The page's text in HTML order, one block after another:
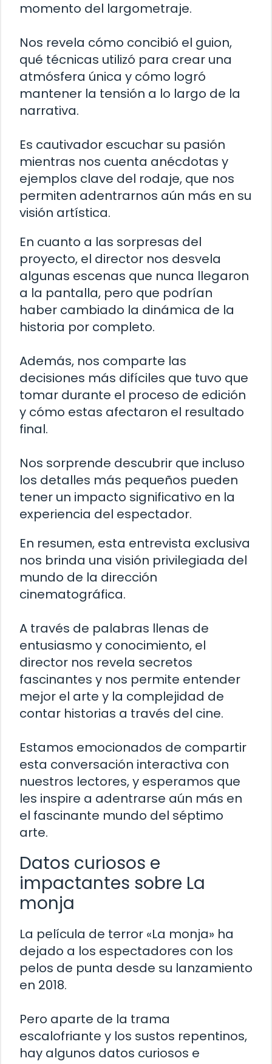
momento del largometraje.
Nos revela cómo concibió el guion,
qué técnicas utilizó para crear una
atmósfera única y cómo logró
mantener la tensión a lo largo de la
narrativa.
Es cautivador escuchar su pasión
mientras nos cuenta anécdotas y
ejemplos clave del rodaje, que nos
permiten adentrarnos aún más en su
visión artística.
En cuanto a las sorpresas del
proyecto, el director nos desvela
algunas escenas que nunca llegaron
a la pantalla, pero que podrían
haber cambiado la dinámica de la
historia por completo.
Además, nos comparte las
decisiones más difíciles que tuvo que
tomar durante el proceso de edición
y cómo estas afectaron el resultado
final.
Nos sorprende descubrir que incluso
los detalles más pequeños pueden
tener un impacto significativo en la
experiencia del espectador.
En resumen, esta entrevista exclusiva
nos brinda una visión privilegiada del
mundo de la dirección
cinematográfica.
A través de palabras llenas de
entusiasmo y conocimiento, el
director nos revela secretos
fascinantes y nos permite entender
mejor el arte y la complejidad de
contar historias a través del cine.
Estamos emocionados de compartir
esta conversación interactiva con
nuestros lectores, y esperamos que
les inspire a adentrarse aún más en
el fascinante mundo del séptimo
arte.
Datos curiosos e
impactantes sobre La
monja
La película de terror «La monja» ha
dejado a los espectadores con los
pelos de punta desde su lanzamiento
en 2018.
Pero aparte de la trama
escalofriante y los sustos repentinos,
hay algunos datos curiosos e